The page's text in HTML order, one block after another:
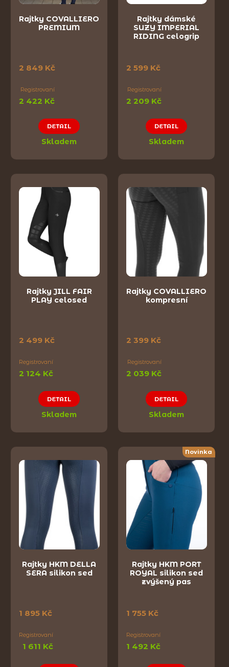
Rajtky COVALLIERO
PREMIUM
2 849 Kč
Registrovaní
2 422 Kč
DETAIL
Skladem
Rajtky dámské
SUZY IMPERIAL
RIDING celogrip
2 599 Kč
Registrovaní
2 209 Kč
DETAIL
Skladem
Rajtky JILL FAIR
PLAY celosed
2 499 Kč
Registrovaní
2 124 Kč
DETAIL
Skladem
Rajtky COVALLIERO
kompresní
2 399 Kč
Registrovaní
2 039 Kč
DETAIL
Skladem
Rajtky HKM DELLA
SERA silikon sed
1 895 Kč
Registrovaní
1 611 Kč
Novinka
Rajtky HKM PORT
ROYAL silikon sed
zvýšený pas
1 755 Kč
Registrovaní
1 492 Kč